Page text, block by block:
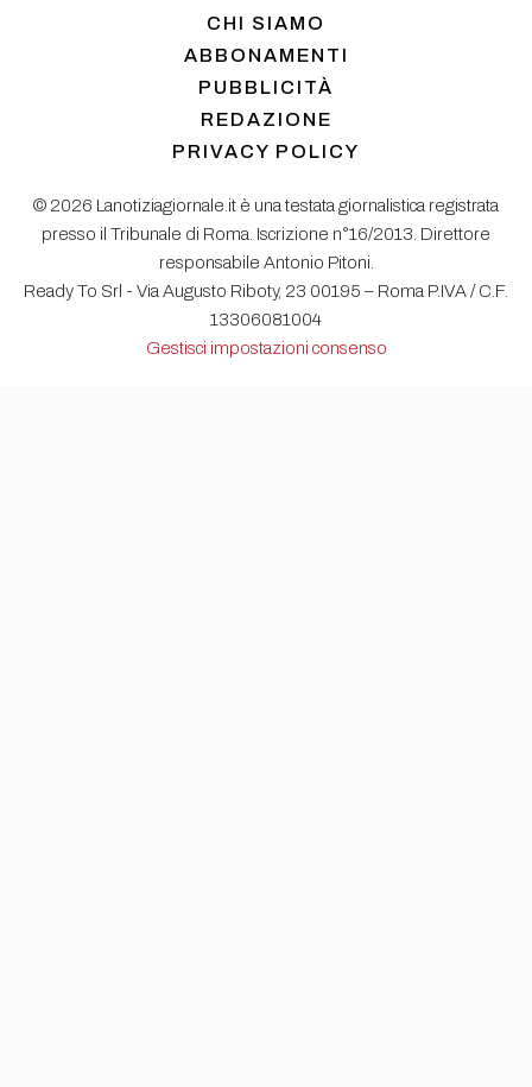
CHI SIAMO
ABBONAMENTI
PUBBLICITÀ
REDAZIONE
PRIVACY POLICY
© 2026 Lanotiziagiornale.it è una testata giornalistica registrata
presso il Tribunale di Roma. Iscrizione n°16/2013. Direttore
responsabile Antonio Pitoni.
Ready To Srl - Via Augusto Riboty, 23 00195 – Roma P.IVA / C.F.
13306081004
Gestisci impostazioni consenso